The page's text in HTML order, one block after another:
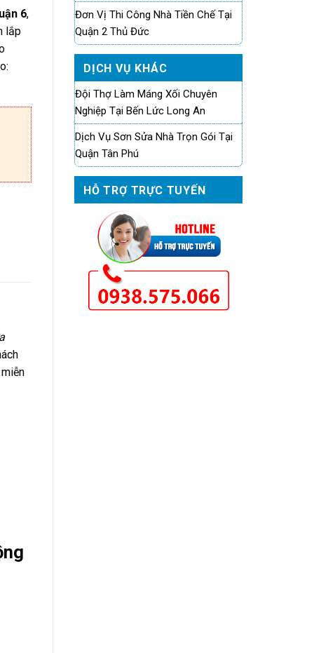
Đơn Vị Thi Công Nhà Tiền Chế Tại
Quận 2 Thủ Đức
DỊCH VỤ KHÁC
Đội Thợ Làm Máng Xối Chuyên
Nghiệp Tại Bến Lức Long An
Dịch Vụ Sơn Sửa Nhà Trọn Gói Tại
Quận Tân Phú
HỖ TRỢ TRỰC TUYẾN
6,
lắp